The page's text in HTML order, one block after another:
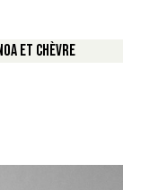
et Chèvre